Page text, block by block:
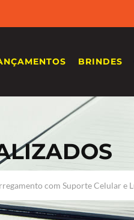
BRINDES
com Suporte Celular e